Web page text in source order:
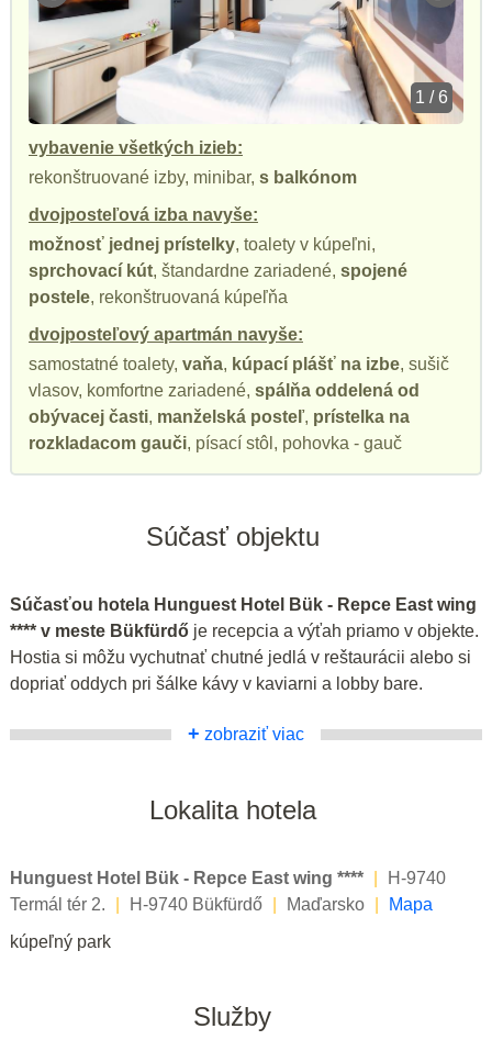
1 / 6
vybavenie všetkých izieb:
rekonštruované izby, minibar, s balkónom
dvojposteľová izba navyše:
možnosť jednej prístelky, toalety v kúpeľni,
sprchovací kút, štandardne zariadené, spojené
postele, rekonštruovaná kúpeľňa
dvojposteľový apartmán navyše:
samostatné toalety, vaňa, kúpací plášť na izbe, sušič
vlasov, komfortne zariadené, spálňa oddelená od
obývacej časti, manželská posteľ, prístelka na
rozkladacom gauči, písací stôl, pohovka - gauč
Súčasť objektu
Súčasťou hotela Hunguest Hotel Bük - Repce East wing
**** v meste Bükfürdő je recepcia a výťah priamo v objekte.
Hostia si môžu vychutnať chutné jedlá v reštaurácii alebo si
dopriať oddych pri šálke kávy v kaviarni a lobby bare.
+ zobraziť viac
Lokalita hotela
Hunguest Hotel Bük - Repce East wing ****
H-9740
Termál tér 2.
H-9740 Bükfürdő Maďarsko
Mapa
kúpeľný park
Služby